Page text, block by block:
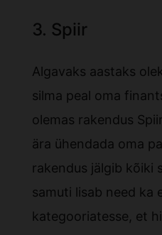
3. Spiir
Algavaks aastaks
silma peal oma
olemas rakendus
ära ühendada oma
rakendus jälgib kõiki
samuti lisab need ka
kategooriatesse, et